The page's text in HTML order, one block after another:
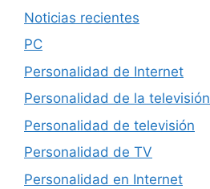
Noticias recientes
PC
Personalidad de Internet
Personalidad de la televisión
Personalidad de televisión
Personalidad de TV
Personalidad en Internet